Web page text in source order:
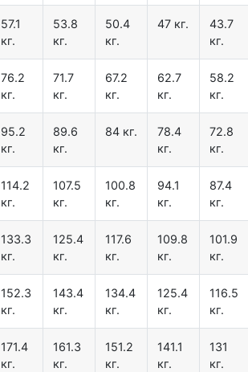
57.1
кг.
53.8
кг.
50.4
кг.
47 кг.
43.7
кг.
76.2
кг.
71.7
кг.
67.2
кг.
62.7
кг.
58.2
кг.
95.2
кг.
89.6
кг.
84 кг.
78.4
кг.
72.8
кг.
114.2
кг.
107.5
кг.
100.8
кг.
94.1
кг.
87.4
кг.
133.3
кг.
125.4
кг.
117.6
кг.
109.8
кг.
101.9
кг.
152.3
кг.
143.4
кг.
134.4
кг.
125.4
кг.
116.5
кг.
171.4
кг.
161.3
кг.
151.2
кг.
141.1
кг.
131
кг.